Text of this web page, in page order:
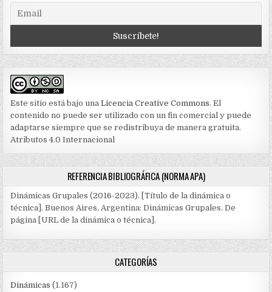
Este sitio está bajo unaLicencia Creative Commons. El
contenido no puede ser utilizado con un fin comercial y puede
adaptarse siempre que se redistribuya de manera gratuita.
Atributos 4.0 Internacional
REFERENCIA BIBLIOGRÁFICA (NORMA APA)
Dinámicas Grupales (2016-2023). [Título de la dinámica o
técnica]. Buenos Aires, Argentina: Dinámicas Grupales. De
página [URL de la dinámica o técnica].
CATEGORÍAS
Dinámicas (1.167)